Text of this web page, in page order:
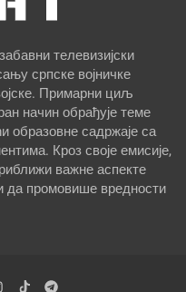
телевизијски
српске војничке
Примарни циљ
начин обрађује теме
образовне садржаје са
Кроз своје емисије,
важне аспекте
и да промовише вредности